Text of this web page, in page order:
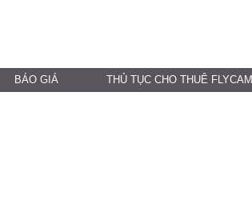
BÁO GIÁ THỦ TỤC CHO THUÊ FLYCAM